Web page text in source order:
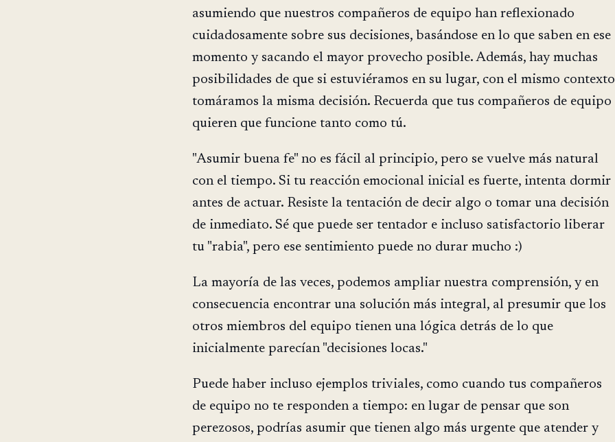
asumiendo que nuestros compañeros de equipo han reflexionado
cuidadosamente sobre sus decisiones, basándose en lo que saben en ese
momento y sacando el mayor provecho posible. Además, hay muchas
posibilidades de que si estuviéramos en su lugar, con el mismo
tomáramos la misma decisión. Recuerda que tus compañeros de equipo
quieren que funcione tanto como tú.
"Asumir buena fe" no es fácil al principio, pero se vuelve más natural
con el tiempo. Si tu reacción emocional inicial es fuerte, intenta dormir
antes de actuar. Resiste la tentación de decir algo o tomar una decisión
de inmediato. Sé que puede ser tentador e incluso satisfactorio liberar
tu "rabia", pero ese sentimiento puede no durar mucho :)
La mayoría de las veces, podemos ampliar nuestra comprensión, y en
consecuencia encontrar una solución más integral, al presumir que los
otros miembros del equipo tienen una lógica detrás de lo que
inicialmente parecían "decisiones locas."
Puede haber incluso ejemplos triviales, como cuando tus compañeros
de equipo no te responden a tiempo: en lugar de pensar que son
perezosos, podrías asumir que tienen algo más urgente que atender y